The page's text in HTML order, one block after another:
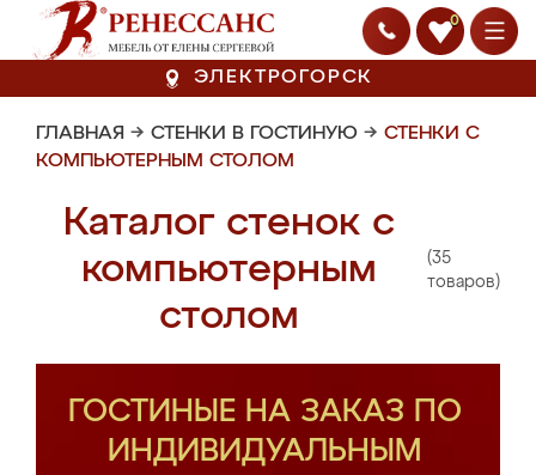
0
ЭЛЕКТРОГОРСК
ГЛАВНАЯ → СТЕНКИ В ГОСТИНУЮ → СТЕНКИ С
КОМПЬЮТЕРНЫМ СТОЛОМ
Каталог стенок с
компьютерным
столом
(35
товаров)
ГОСТИНЫЕ НА ЗАКАЗ ПО
ИНДИВИДУАЛЬНЫМ